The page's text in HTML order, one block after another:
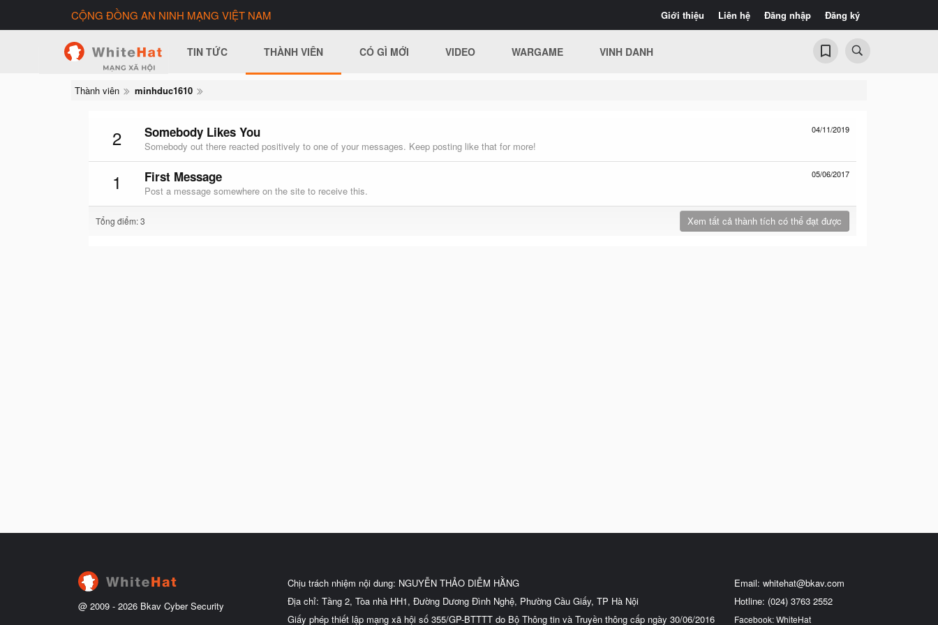
Giới thiệu Liên hệ Đăng nhập Đăng ký
CỘNG ĐỒNG AN NINH MẠNG VIỆT NAM
TIN TỨC THÀNH VIÊN CÓ GÌ MỚI VIDEO WARGAME VINH DANH
Thành viên minhduc1610
2 04/11/2019
Somebody Likes You
Somebody out there reacted positively to one of your messages. Keep posting like that for more!
1 05/06/2017
First Message
Post a message somewhere on the site to receive this.
Tổng điểm: 3 Xem tất cả thành tích có thể đạt được
@ 2009 - 2026 Bkav Cyber Security
Chịu trách nhiệm nội dung: NGUYỄN THẢO DIỄM HẰNG
Địa chỉ: Tầng 2, Tòa nhà HH1, Đường Dương Đình Nghệ, Phường Cầu Giấy, TP Hà Nội
Giấy phép thiết lập mạng xã hội số 355/GP-BTTTT do Bộ Thông tin và Truyền thông cấp ngày 30/06/2016
Email: whitehat@bkav.com
Hotline: (024) 3763 2552
Facebook: WhiteHat